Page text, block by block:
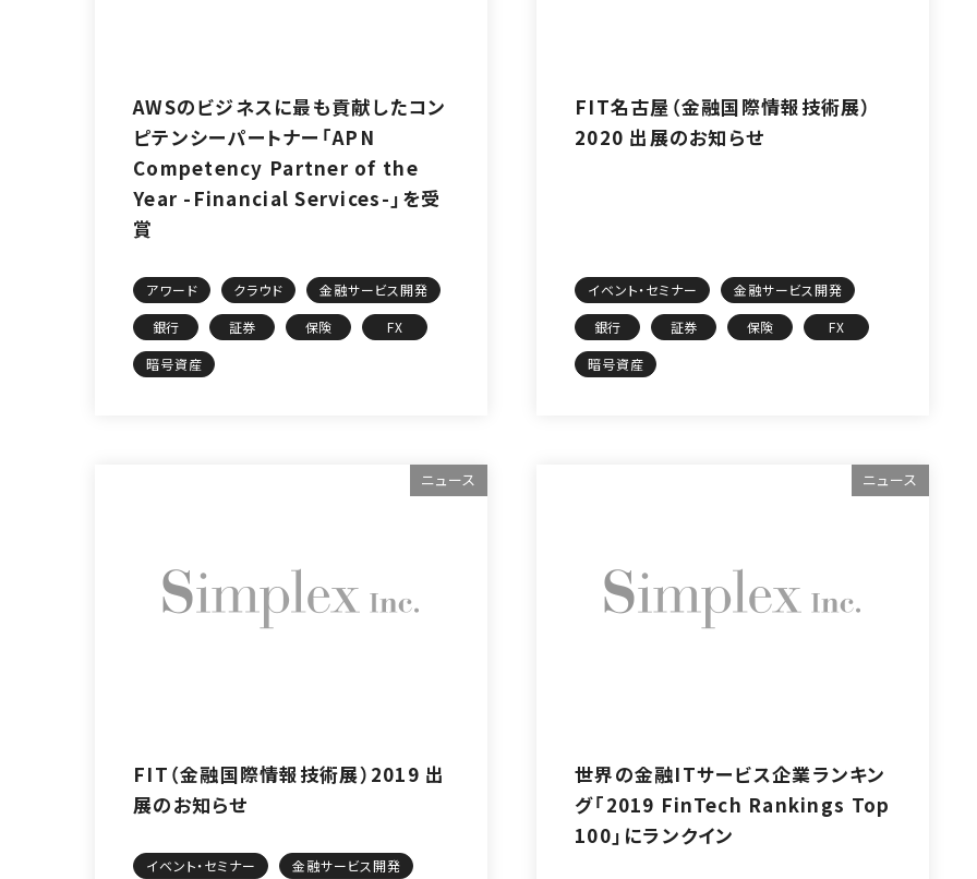
AWSのビジネスに最も貢献したコン
ピテンシーパートナー「APN
Competency Partner of the
Year -Financial Services-」を受
賞
アワード クラウド
金融サービス開発
銀行
証券 保険
FX
暗号資産
FIT名古屋（金融国際情報技術展）
2020 出展のお知らせ
イベント・セミナー
金融サービス開発
銀行
証券 保険
FX
暗号資産
ニュース
FIT（金融国際情報技術展）2019 出
展のお知らせ
イベント・セミナー
金融サービス開発
ニュース
世界の金融ITサービス企業ランキン
グ「2019 FinTech Rankings Top
100」にランクイン